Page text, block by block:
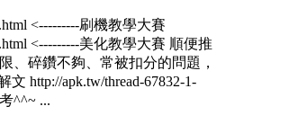
<---------刷機教學大賽
<---------美化教學大賽 順便推
、碎鑽不夠、常被扣分的問題，
http://apk.tw/thread-67832-1-
^^~ ...